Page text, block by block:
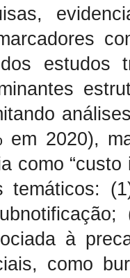
estudos
em 2020),
como
temáticos:
à
como